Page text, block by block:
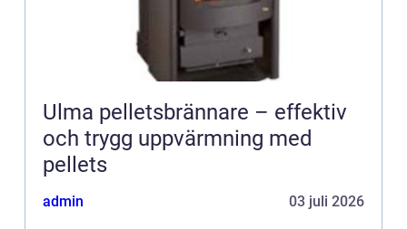
Ulma pelletsbrännare – effektiv
och trygg uppvärmning med
pellets
admin 03 juli 2026